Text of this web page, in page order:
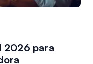
2026 para